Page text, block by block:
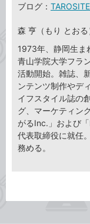
ブログ：
森 亨（もり とおる
1973年、静岡生ま
青山学院大学フラ
活動開始。雑誌、
ンテンツ制作やデ
イフスタイル誌の
グ、マーケティン
がるInc.」および
代表取締役に就任
務める。